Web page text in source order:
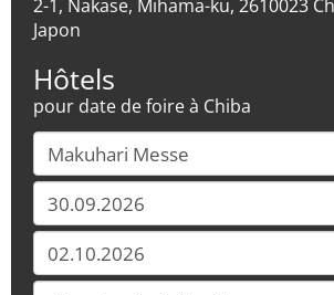
2-1, Nakase, Mihama-ku, 2610023
Japon
Hôtels
pour date de foire à Chiba